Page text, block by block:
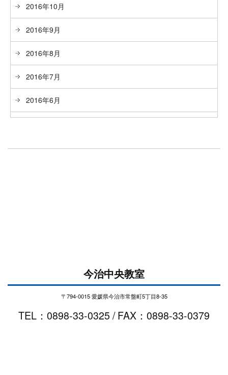
2016年10月
2016年9月
2016年8月
2016年7月
2016年6月
今治中央教室
〒794-0015 愛媛県今治市常盤町5丁目8-35
TEL：0898-33-0325 / FAX：0898-33-0379